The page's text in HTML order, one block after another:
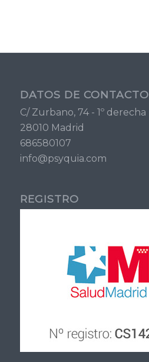
DATOS DE CONTACTO
C/ Zurbano, 74 - 1º derecha
28010 Madrid
686580107
info@psyquia.com
REGISTRO